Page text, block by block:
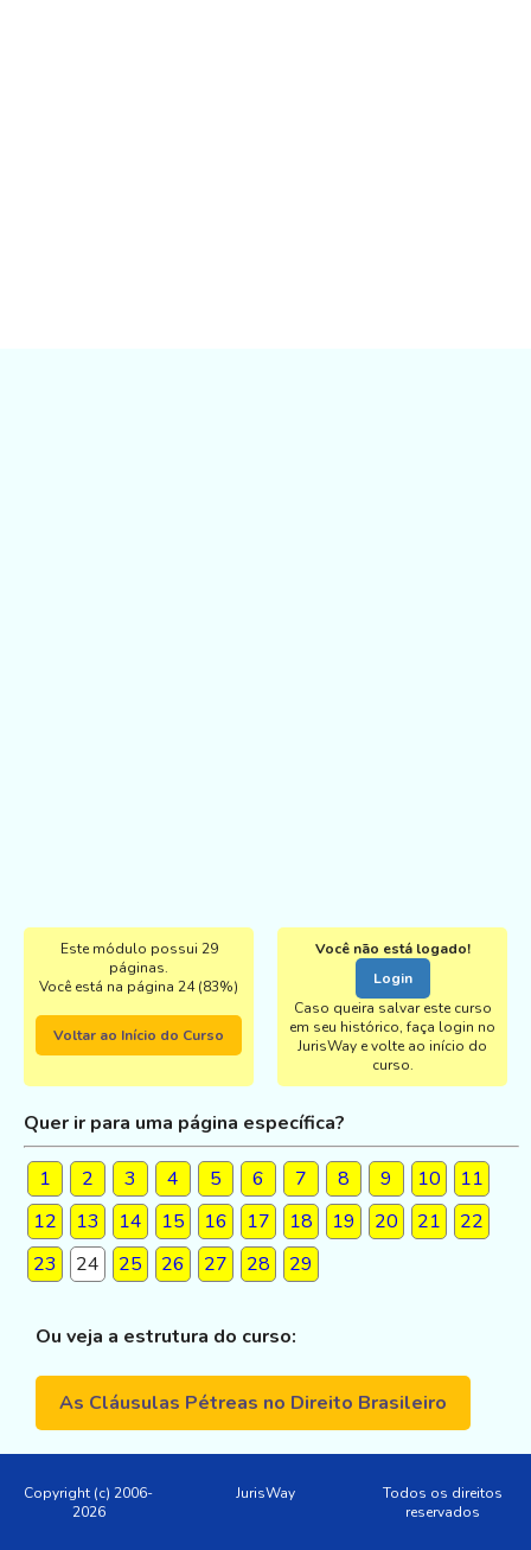
Este módulo possui 29
páginas.
Você está na página 24 (83%)
Voltar ao Início do Curso
Você não está logado!
Login
Caso queira salvar este curso
em seu histórico, faça login no
JurisWay e volte ao início do
curso.
Quer ir para uma página específica?
1 2 3 4 5 6 7 8 9 10
11
12
13 14 15 16 17 18 19 20 21
22
23
24 25 26 27 28 29
Ou veja a estrutura do curso:
As Cláusulas Pétreas no Direito Brasileiro
Copyright (c) 2006-
2026
JurisWay
Todos os direitos
reservados